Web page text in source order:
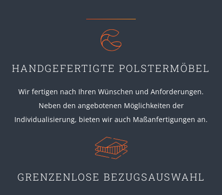
HANDGEFERTIGTE POLSTERMÖBEL
Wir fertigen nach Ihren Wünschen und Anforderungen.
Neben den angebotenen Möglichkeiten der
Individualisierung, bieten wir auch Maßanfertigungen an.
GRENZENLOSE BEZUGSAUSWAHL